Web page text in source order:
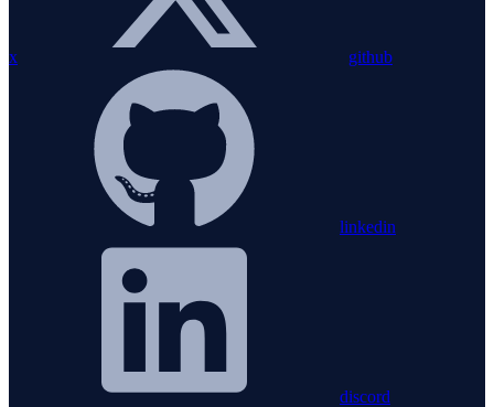
x github
linkedin
discord